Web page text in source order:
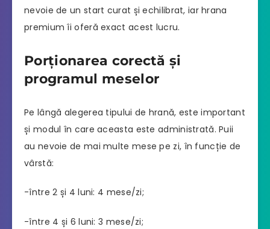
nevoie de un start curat și echilibrat, iar hrana
premium îi oferă exact acest lucru.
Porționarea corectă și
programul meselor
Pe lângă alegerea tipului de hrană, este important
și modul în care aceasta este administrată. Puii
au nevoie de mai multe mese pe zi, în funcție de
vârstă:
-între 2 și 4 luni: 4 mese/zi;
-între 4 și 6 luni: 3 mese/zi;